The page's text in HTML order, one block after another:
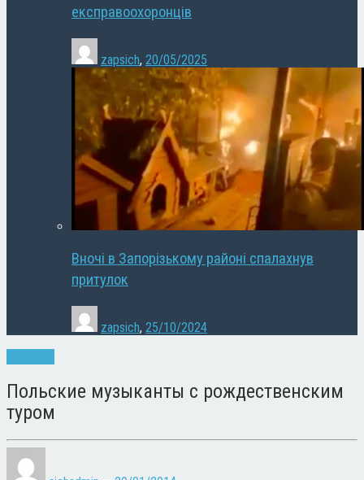
експравоохоронців
zapsich, 20/05/2025
Вночі в Запорізькому районі спалахнув
притулок
zapsich, 25/10/2024
Польские музыканты с рождественским
туром